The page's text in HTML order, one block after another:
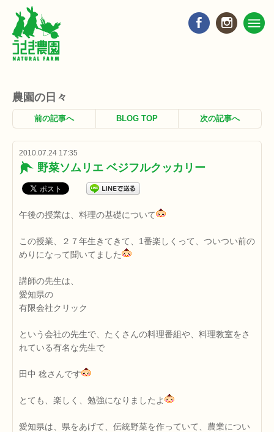
農園の日々
前の記事へ BLOG TOP 次の記事へ
2010.07.24 17:35
野菜ソムリエ ベジフルクッカリー
午後の授業は、料理の基礎について
この授業、２７年生きてきて、1番楽しくって、ついつい前の
めりになって聞いてました
講師の先生は、
愛知県の
有限会社クリック
という会社の先生で、たくさんの料理番組や、料理教室をさ
れている有名な先生で
田中 稔さんです
とても、楽しく、勉強になりましたよ
愛知県は、県をあげて、伝統野菜を作っていて、農業につい